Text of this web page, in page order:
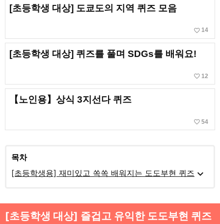
[초등학생 대상] 도쿄도의 지역 퀴즈 모음
favorite_border 14
[초등학생 대상] 퀴즈를 풀며 SDGs를 배워요!
favorite_border 12
【노인용】상식 3지선다 퀴즈
favorite_border 54
목차
[초등학생용] 재미있고 쏙쏙 배워지는 도도부현 퀴즈 expand_more
[초등학생 대상] 즐겁고 유익한 도도부현 퀴즈